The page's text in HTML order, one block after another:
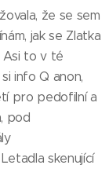
že se sem
jak se Zlatka
Asi to v té
info Q anon,
pro pedofilní a
pod
skenující